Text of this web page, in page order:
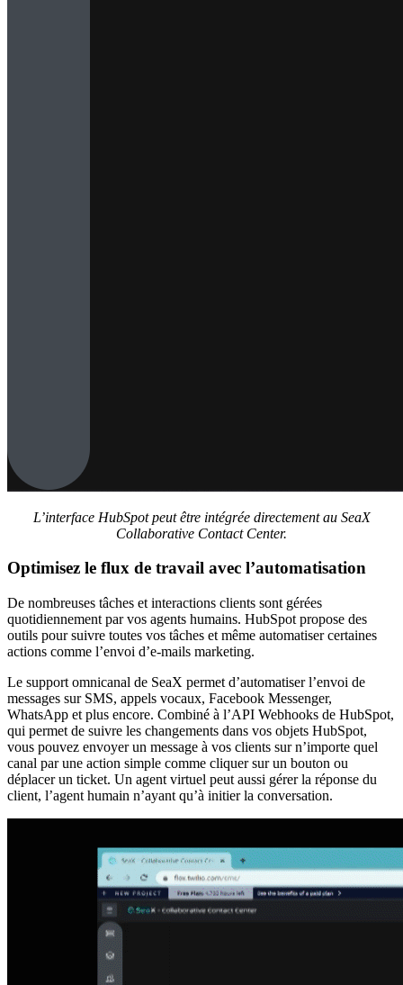
L’interface HubSpot peut être intégrée directement au SeaX
Collaborative Contact Center.
Optimisez le flux de travail avec l’automatisation
De nombreuses tâches et interactions clients sont gérées
quotidiennement par vos agents humains. HubSpot propose des
outils pour suivre toutes vos tâches et même automatiser certaines
actions comme l’envoi d’e-mails marketing.
Le support omnicanal de SeaX permet d’automatiser l’envoi de
messages sur SMS, appels vocaux, Facebook Messenger,
WhatsApp et plus encore. Combiné à l’API Webhooks de HubSpot,
qui permet de suivre les changements dans vos objets HubSpot,
vous pouvez envoyer un message à vos clients sur n’importe quel
canal par une action simple comme cliquer sur un bouton ou
déplacer un ticket. Un agent virtuel peut aussi gérer la réponse du
client, l’agent humain n’ayant qu’à initier la conversation.